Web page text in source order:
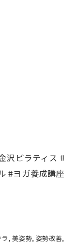
ピラティス
#ヨガ養成講
美姿勢 姿勢改善